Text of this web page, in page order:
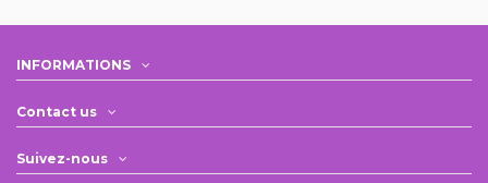
INFORMATIONS
Contact us
Suivez-nous